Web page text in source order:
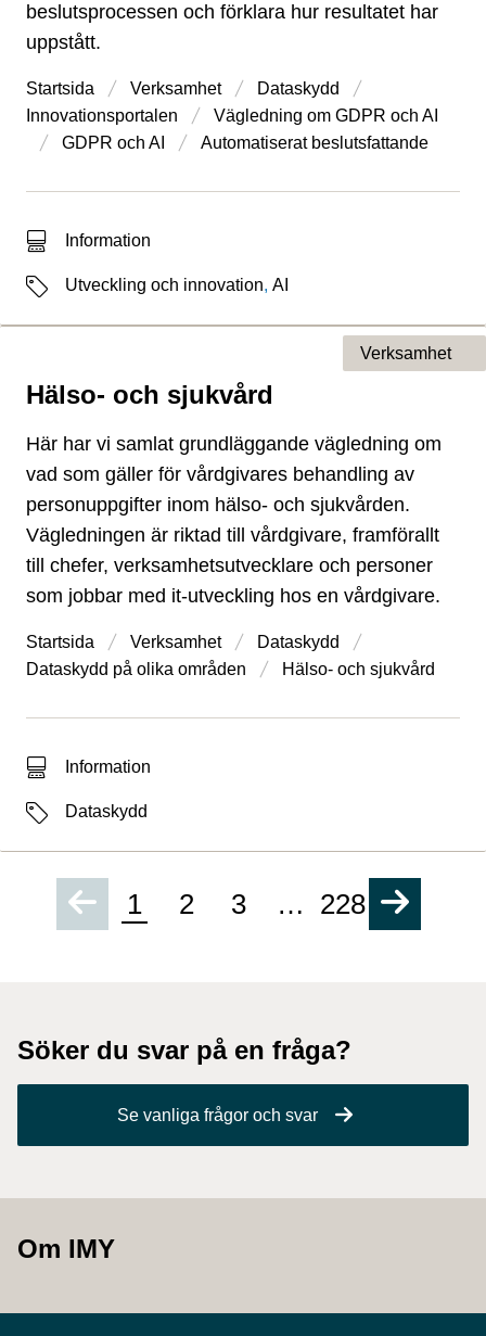
beslutsprocessen och förklara hur resultatet har
uppstått.
Startsida Verksamhet
Dataskydd
Innovations­portalen
Vägledning om GDPR och AI
GDPR och AI
Automatiserat beslutsfattande
Typ av sökträff
Information
EtiketterUtveckling och innovation, AI
Hälso- och sjukvård
Typ av sida
Verksamhet
Här har vi samlat grundläggande vägledning om
vad som gäller för vårdgivares behandling av
personuppgifter inom hälso- och sjukvården.
Vägledningen är riktad till vårdgivare, framförallt
till chefer, verksamhetsutvecklare och personer
som jobbar med it-utveckling hos en vårdgivare.
Startsida Verksamhet
Dataskydd
Dataskydd på olika områden
Hälso- och sjukvård
Typ av sökträff
Information
EtiketterDataskydd
1 2 3 … 228
Söker du svar på en fråga?
Se vanliga frågor och svar
Om IMY